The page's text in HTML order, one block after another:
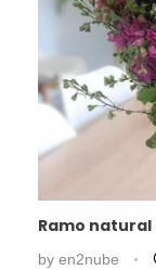
Ramo natural
by en2nube